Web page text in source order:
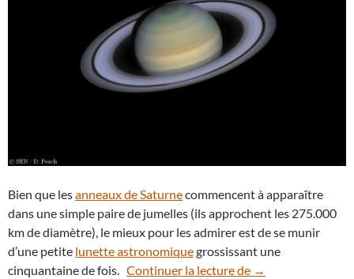
Bien que lesanneaux de Saturnecommencent à apparaître
dans une simple paire de jumelles (ils approchent les 275.000
km de diamètre), le mieux pour les admirer est de se munir
d’une petite lunette astronomiquegrossissant une
cinquantaine de fois. Continuer la lecture de Admirez la
→